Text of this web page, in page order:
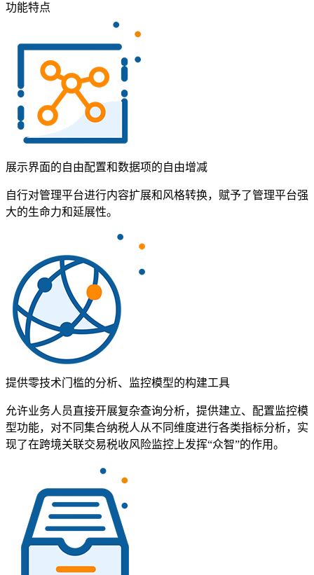
功能特点
展示界面的自由配置和数据项的自由增减
自行对管理平台进行内容扩展和风格转换，赋予了管理平台强
大的生命力和延展性。
提供零技术门槛的分析、监控模型的构建工具
允许业务人员直接开展复杂查询分析，提供建立、配置监控模
型功能，对不同集合纳税人从不同维度进行各类指标分析，实
现了在跨境关联交易税收风险监控上发挥“众智”的作用。